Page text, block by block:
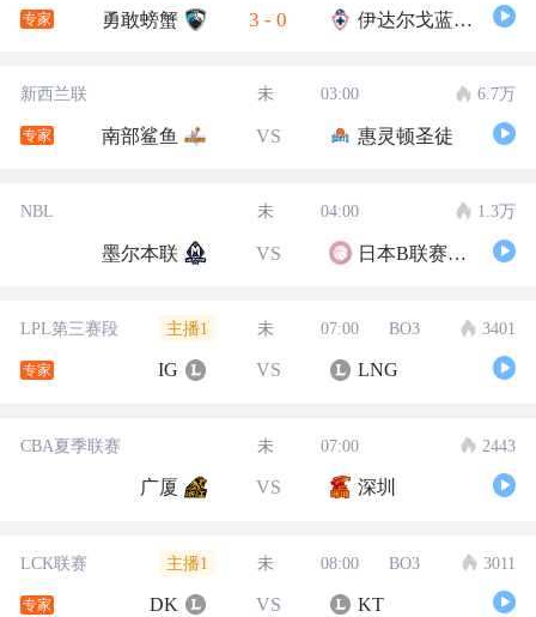
专家 勇敢螃蟹 3 - 0 伊达尔戈蓝十字
新西兰联 未 03:00 6.7万
专家 南部鲨鱼 VS 惠灵顿圣徒
NBL 未 04:00 1.3万
墨尔本联 VS 日本B联赛联队
LPL第三赛段 主播1 未 07:00 BO3 3401
专家 IG VS LNG
CBA夏季联赛 未 07:00 2443
广厦 VS 深圳
LCK联赛 主播1 未 08:00 BO3 3011
专家 DK VS KT